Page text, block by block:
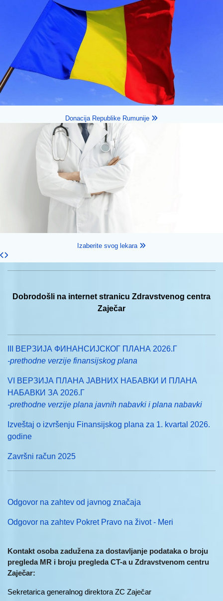
Donacija Republike Rumunije
Izaberite svog lekara
Dobrodošli na internet stranicu Zdravstvenog centra
Zaječar
III ВЕРЗИЈА ФИНАНСИЈСКОГ ПЛАНА 2026.Г
-prethodne verzije finansijskog plana
VI ВЕРЗИЈА ПЛАНА ЈАВНИХ НАБАВКИ И ПЛАНА
НАБАВКИ ЗА 2026.Г
-prethodne verzije plana javnih nabavki i plana nabavki
Izveštaj o izvršenju Finansijskog plana za 1. kvartal 2026.
godine
Završni račun 2025
Odgovor na zahtev od javnog značaja
Odgovor na zahtev Pokret Pravo na život - Meri
Kontakt osoba zadužena za dostavljanje podataka o broju
pregleda MR i broju pregleda CT-a u Zdravstvenom centru
Zaječar:
Sekretarica generalnog direktora ZC Zaječar